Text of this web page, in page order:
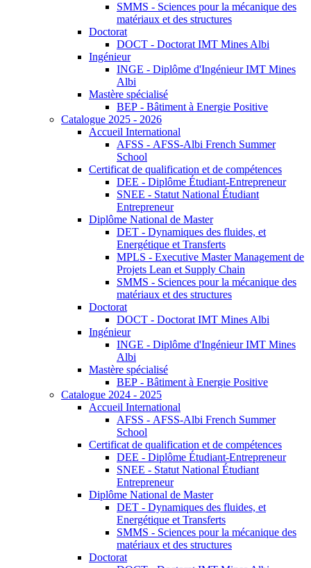
SMMS - Sciences pour la mécanique des
matériaux et des structures
Doctorat
DOCT - Doctorat IMT Mines Albi
Ingénieur
INGE - Diplôme d'Ingénieur IMT Mines
Albi
Mastère spécialisé
BEP - Bâtiment à Energie Positive
Catalogue 2025 - 2026
Accueil International
AFSS - AFSS-Albi French Summer
School
Certificat de qualification et de compétences
DEE - Diplôme Étudiant-Entrepreneur
SNEE - Statut National Étudiant
Entrepreneur
Diplôme National de Master
DET - Dynamiques des fluides, et
Energétique et Transferts
MPLS - Executive Master Management de
Projets Lean et Supply Chain
SMMS - Sciences pour la mécanique des
matériaux et des structures
Doctorat
DOCT - Doctorat IMT Mines Albi
Ingénieur
INGE - Diplôme d'Ingénieur IMT Mines
Albi
Mastère spécialisé
BEP - Bâtiment à Energie Positive
Catalogue 2024 - 2025
Accueil International
AFSS - AFSS-Albi French Summer
School
Certificat de qualification et de compétences
DEE - Diplôme Étudiant-Entrepreneur
SNEE - Statut National Étudiant
Entrepreneur
Diplôme National de Master
DET - Dynamiques des fluides, et
Energétique et Transferts
SMMS - Sciences pour la mécanique des
matériaux et des structures
Doctorat